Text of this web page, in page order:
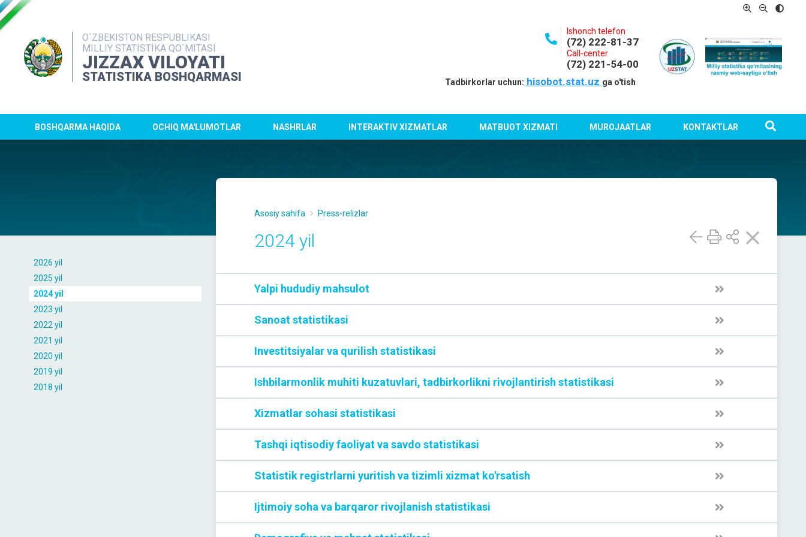
O`ZBEKISTON RESPUBLIKASI
MILLIY STATISTIKA QO`MITASI
JIZZAX VILOYATI
STATISTIKA BOSHQARMASI
Ishonch telefon
(72) 222-81-37
Call-center
(72) 221-54-00
Tadbirkorlar uchun: hisobot.stat.uz ga o'tish
BOSHQARMA HAQIDA OCHIQ MA'LUMOTLAR NASHRLAR INTERAKTIV XIZMATLAR MATBUOT XIZMATI MUROJAATLAR KONTAKTLAR
2026 yil
2025 yil
2024 yil
2023 yil
2022 yil
2021 yil
2020 yil
2019 yil
2018 yil
Asosiy sahifa Press-relizlar
2024 yil
Yalpi hududiy mahsulot
Sanoat statistikasi
Investitsiyalar va qurilish statistikasi
Ishbilarmonlik muhiti kuzatuvlari, tadbirkorlikni rivojlantirish statistikasi
Xizmatlar sohasi statistikasi
Tashqi iqtisodiy faoliyat va savdo statistikasi
Statistik registrlarni yuritish va tizimli xizmat ko'rsatish
Ijtimoiy soha va barqaror rivojlanish statistikasi